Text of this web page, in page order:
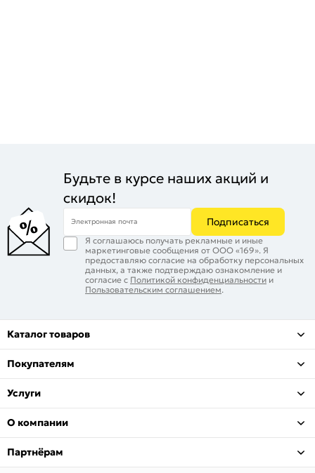
Будьте в курсе наших акций и
скидок!
Электронная почта Подписаться
Я соглашаюсь получать рекламные и иные
маркетинговые сообщения от ООО «169». Я
предоставляю согласие на обработку персональных
данных, а также подтверждаю ознакомление и
согласие с Политикой конфиденциальности и
Пользовательским соглашением.
Каталог товаров
Покупателям
Услуги
О компании
Партнёрам